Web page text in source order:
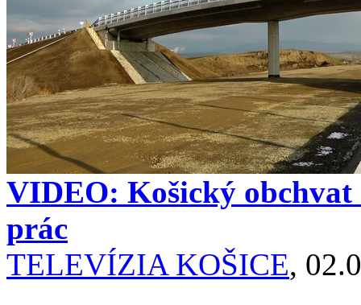
VIDEO: Košický obchvat
prác
TELEVÍZIA KOŠICE,